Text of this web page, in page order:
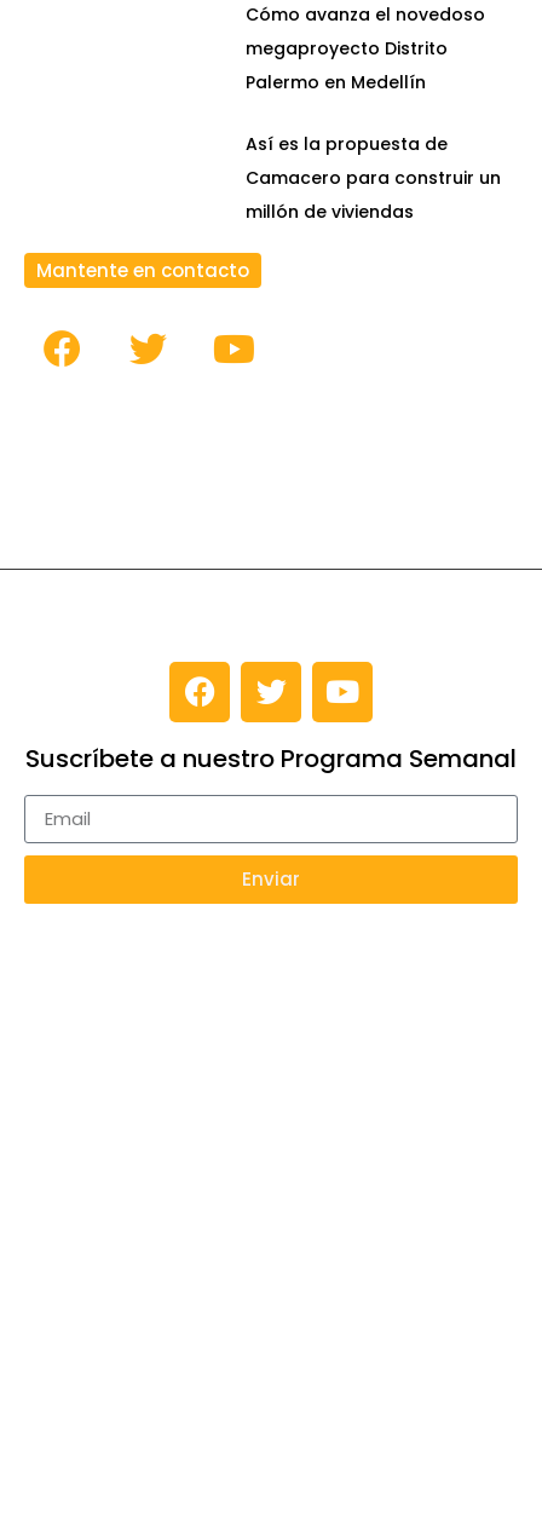
Cómo avanza el novedoso
megaproyecto Distrito
Palermo en Medellín
Así es la propuesta de
Camacero para construir un
millón de viviendas
Mantente en contacto
Suscríbete a nuestro Programa Semanal
Enviar